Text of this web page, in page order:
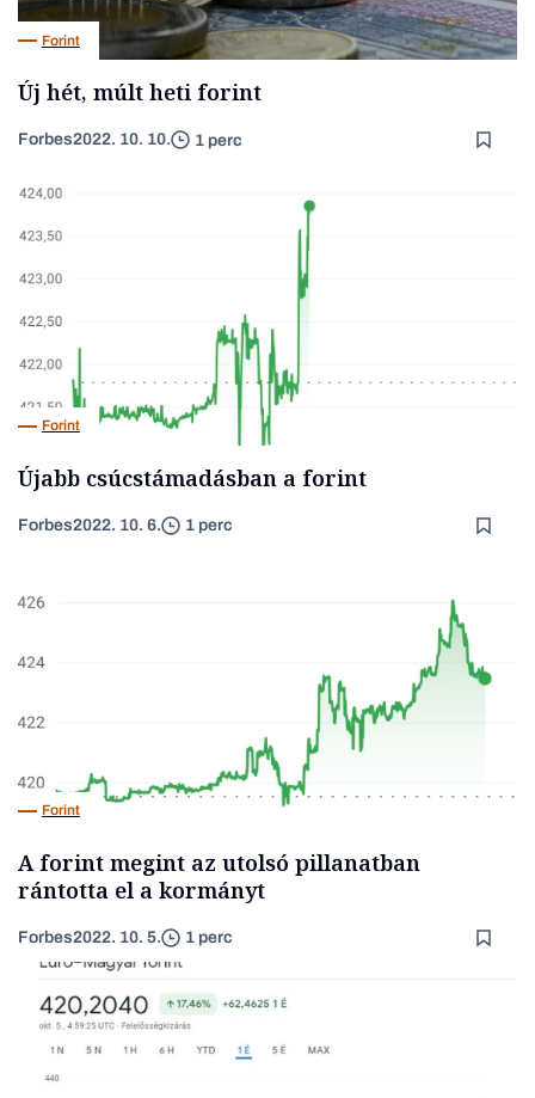
Forint
Új hét, múlt heti forint
Forbes2022. 10. 10. 1 perc
Forint
Újabb csúcstámadásban a forint
Forbes2022. 10. 6. 1 perc
Forint
A forint megint az utolsó pillanatban
rántotta el a kormányt
Forbes2022. 10. 5. 1 perc